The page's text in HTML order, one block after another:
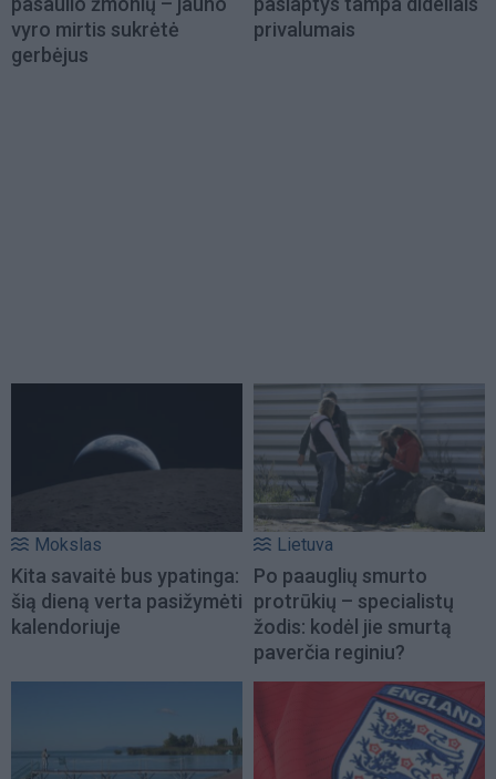
vyro mirtis sukrėtė
gerbėjus
privalumais
Mokslas
Kita savaitė bus ypatinga:
šią dieną verta pasižymėti
kalendoriuje
Lietuva
Po paauglių smurto
protrūkių – specialistų
žodis: kodėl jie smurtą
paverčia reginiu?